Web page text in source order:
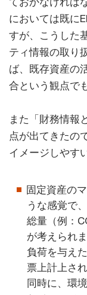
においては既に
すが、こうした
ティ情報の取り
ば、既存資産の
合という観点で
また「財務情報
点が出てきたの
イメージしやす
固定資産の
うな感覚で
総量（例：
が考えられ
負荷を与え
票上計上さ
同時に、環